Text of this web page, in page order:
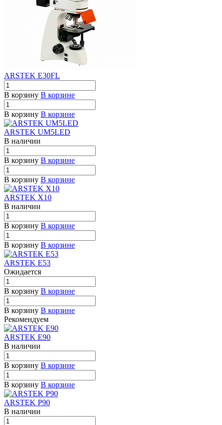
ARSTEK E30FL
В корзину В корзине
В корзину В корзине
ARSTEK UM5LED
В наличии
В корзину В корзине
В корзину В корзине
ARSTEK X10
В наличии
В корзину В корзине
В корзину В корзине
ARSTEK E53
Ожидается
В корзину В корзине
В корзину В корзине
Рекомендуем
ARSTEK E90
В наличии
В корзину В корзине
В корзину В корзине
ARSTEK P90
В наличии